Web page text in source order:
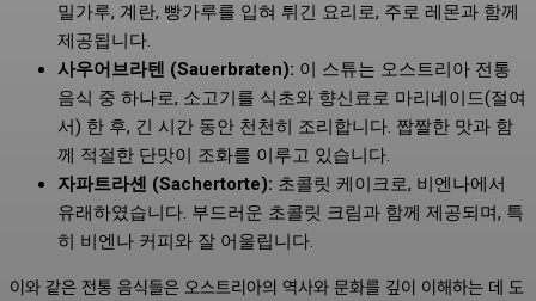
밀가루, 계란, 빵가루를 입혀 튀긴 요리로, 주로 레몬과 함께
제공됩니다.
사우어브라텐 (Sauerbraten): 이 스튜는 오스트리아 전통
음식 중 하나로, 소고기를 식초와 향신료로 마리네이드(절여
서) 한 후, 긴 시간 동안 천천히 조리합니다. 짭짤한 맛과 함
께 적절한 단맛이 조화를 이루고 있습니다.
자파트라셴 (Sachertorte): 초콜릿 케이크로, 비엔나에서
유래하였습니다. 부드러운 초콜릿 크림과 함께 제공되며, 특
히 비엔나 커피와 잘 어울립니다.
이와 같은 전통 음식들은 오스트리아의 역사와 문화를 깊이 이해하는 데 도